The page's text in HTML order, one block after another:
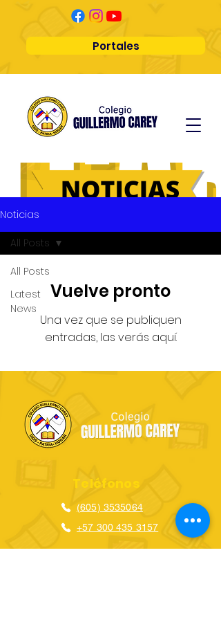
Portales
Noticias
All Posts
Latest
News
All Posts
Vuelve pronto
Una vez que se publiquen
entradas, las verás aquí.
Teléfonos
(605) 3535064
+57 300 435 3157